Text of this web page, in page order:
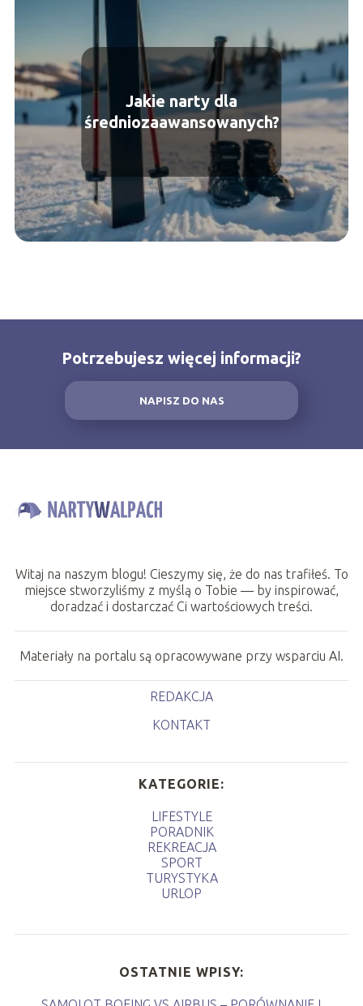
Jakie narty dla
średniozaawansowanych?
Potrzebujesz więcej informacji?
NAPISZ DO NAS
Witaj na naszym blogu! Cieszymy się, że do nas trafiłeś. To
miejsce stworzyliśmy z myślą o Tobie — by inspirować,
doradzać i dostarczać Ci wartościowych treści.
Materiały na portalu są opracowywane przy wsparciu AI.
REDAKCJA
KONTAKT
KATEGORIE:
LIFESTYLE
PORADNIK
REKREACJA
SPORT
TURYSTYKA
URLOP
OSTATNIE WPISY: